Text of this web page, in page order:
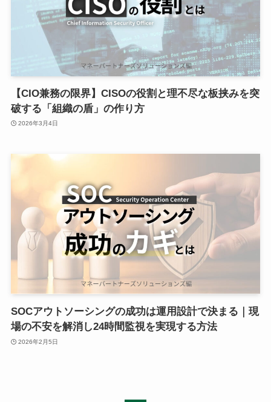
【CIO兼務の限界】CISOの役割と理不尽な板挟みを突
破する「組織の盾」の作り方
2026年3月4日
SOCアウトソーシングの成功は運用設計で決まる｜現
場の不安を解消し24時間監視を実現する方法
2026年2月5日